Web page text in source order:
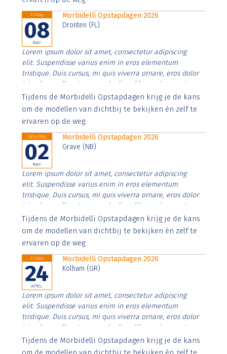
Friday
08
MAY
Morbidelli Opstapdagen 2026
Dronten (FL)
Lorem ipsum dolor sit amet, consectetur adipiscing
elit. Suspendisse varius enim in eros elementum
tristique. Duis cursus, mi quis viverra ornare, eros dolor
interdum nulla, ut commodo diam libero vitae erat.
Aenean faucibus nibh et justo cursus id rutrum lorem
imperdiet. Nunc ut sem vitae risus tristique posuere.
Tijdens de Morbidelli Opstapdagen krijg je de kans
om de modellen van dichtbij te bekijken én zelf te
ervaren op de weg.
Saturday
02
MAY
Morbidelli Opstapdagen 2026
Grave (NB)
Lorem ipsum dolor sit amet, consectetur adipiscing
elit. Suspendisse varius enim in eros elementum
tristique. Duis cursus, mi quis viverra ornare, eros dolor
interdum nulla, ut commodo diam libero vitae erat.
Aenean faucibus nibh et justo cursus id rutrum lorem
imperdiet. Nunc ut sem vitae risus tristique posuere.
Tijdens de Morbidelli Opstapdagen krijg je de kans
om de modellen van dichtbij te bekijken én zelf te
ervaren op de weg.
Friday
24
APRIL
Morbidelli Opstapdagen 2026
Kolham (GR)
Lorem ipsum dolor sit amet, consectetur adipiscing
elit. Suspendisse varius enim in eros elementum
tristique. Duis cursus, mi quis viverra ornare, eros dolor
interdum nulla, ut commodo diam libero vitae erat.
Aenean faucibus nibh et justo cursus id rutrum lorem
imperdiet. Nunc ut sem vitae risus tristique posuere.
Tijdens de Morbidelli Opstapdagen krijg je de kans